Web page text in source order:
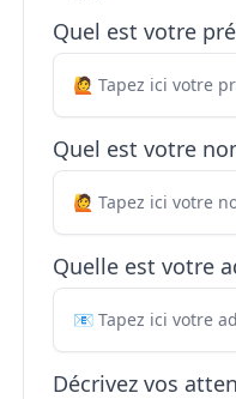
Quel est votre
Quel est votre
Quelle est votre
Décrivez vos